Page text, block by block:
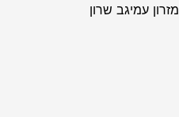
מזרון עמיגב שרון